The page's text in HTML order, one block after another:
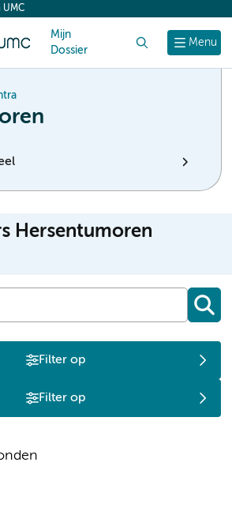
Menu
UMC
Mijn
Dossier
Hersentumoren
Filter op
Filter op